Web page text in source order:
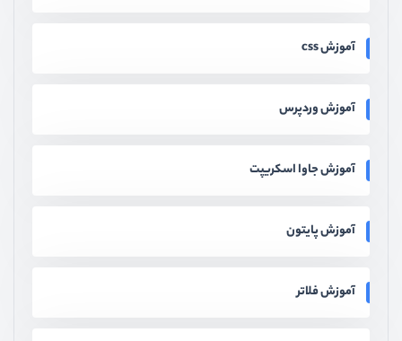
آموزش css
آموزش وردپرس
آموزش جاوا اسکریپت
آموزش پایتون
آموزش فلاتر